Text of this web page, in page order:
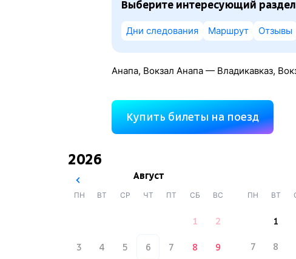
Выберите интересующий раздел
Дни следования Маршрут Отзывы
Анапа, Вокзал Анапа — Владикавказ,
Купить билеты на поезд
2026
Август
ПН ВТ СР ЧТ ПТ СБ ВС
1 2
3 4 5 6 7 8 9
ПН ВТ
1
7 8